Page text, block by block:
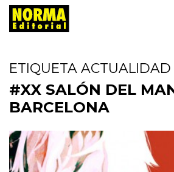
ETIQUETA ACTUALIDAD
#XX SALÓN DEL
BARCELONA